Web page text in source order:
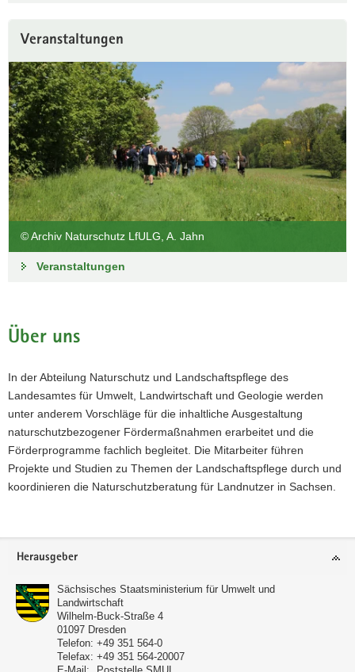
Veranstaltungen
© Archiv Naturschutz LfULG, A. Jahn
Veranstaltungen
Über uns
In der Abteilung Naturschutz und Landschaftspflege des
Landesamtes für Umwelt, Landwirtschaft und Geologie werden
unter anderem Vorschläge für die inhaltliche Ausgestaltung
naturschutzbezogener Fördermaßnahmen erarbeitet und die
Förderprogramme fachlich begleitet. Die Mitarbeiter führen
Projekte und Studien zu Themen der Landschaftspflege durch und
koordinieren die Naturschutzberatung für Landnutzer in Sachsen.
Footer-
Herausgeber
Sächsisches Staatsministerium für Umwelt und
Landwirtschaft
Wilhelm-Buck-Straße 4
01097 Dresden
Telefon: +49 351 564-0
Telefax: +49 351 564-20007